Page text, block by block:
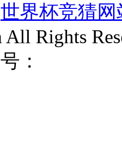
世界杯竞猜
Rights
：